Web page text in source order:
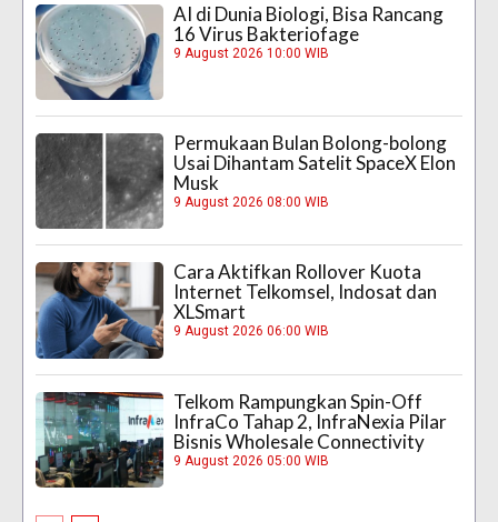
AI di Dunia Biologi, Bisa Rancang
16 Virus Bakteriofage
9 August 2026 10:00 WIB
Permukaan Bulan Bolong-bolong
Usai Dihantam Satelit SpaceX Elon
Musk
9 August 2026 08:00 WIB
Cara Aktifkan Rollover Kuota
Internet Telkomsel, Indosat dan
XLSmart
9 August 2026 06:00 WIB
Telkom Rampungkan Spin-Off
InfraCo Tahap 2, InfraNexia Pilar
Bisnis Wholesale Connectivity
9 August 2026 05:00 WIB